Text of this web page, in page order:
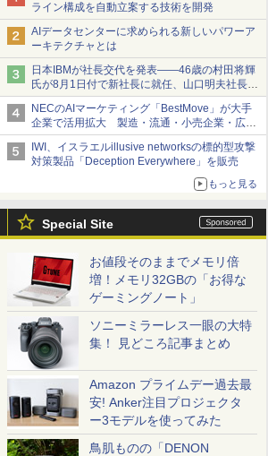
ライン構成を自動立案する技術を開発
AIデータセンターに求められる新しいパワーア
ーキテクチャとは
日本IBMが社長交代を発表――46歳の村田将輝
氏が8月1日付で新社長に就任、山口明夫社長は
会長へ
NECのAIマーケティング「BestMove」が大手
企業で活用拡大 製造・流通・小売企業・広告
代理店などが実装フェーズへ
IWI、イスラエルillusive networksの標的型攻撃
対策製品「Deception Everywhere」を販売
もっと見る
Special Site
お値段そのままでメモリ倍
増！メモリ32GBの「お得な
ゲーミングノート」
ソニーミラーレス一眼の大特
集！ 見どころ記事まとめ
Amazon プライムデー過去最
安! Anker注目プロジェクタ
ー3モデルを使ってみた
鳥肌ものの「DENON